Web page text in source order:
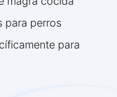
para perros
para